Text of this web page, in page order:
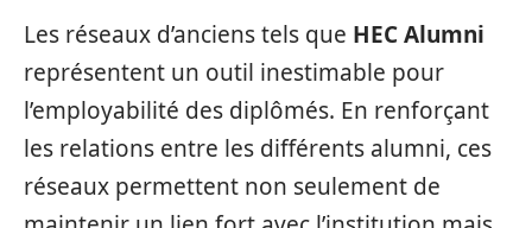
Les réseaux d’anciens tels que HEC Alumni
représentent un outil inestimable pour
l’employabilité des diplômés. En renforçant
les relations entre les différents alumni, ces
réseaux permettent non seulement de